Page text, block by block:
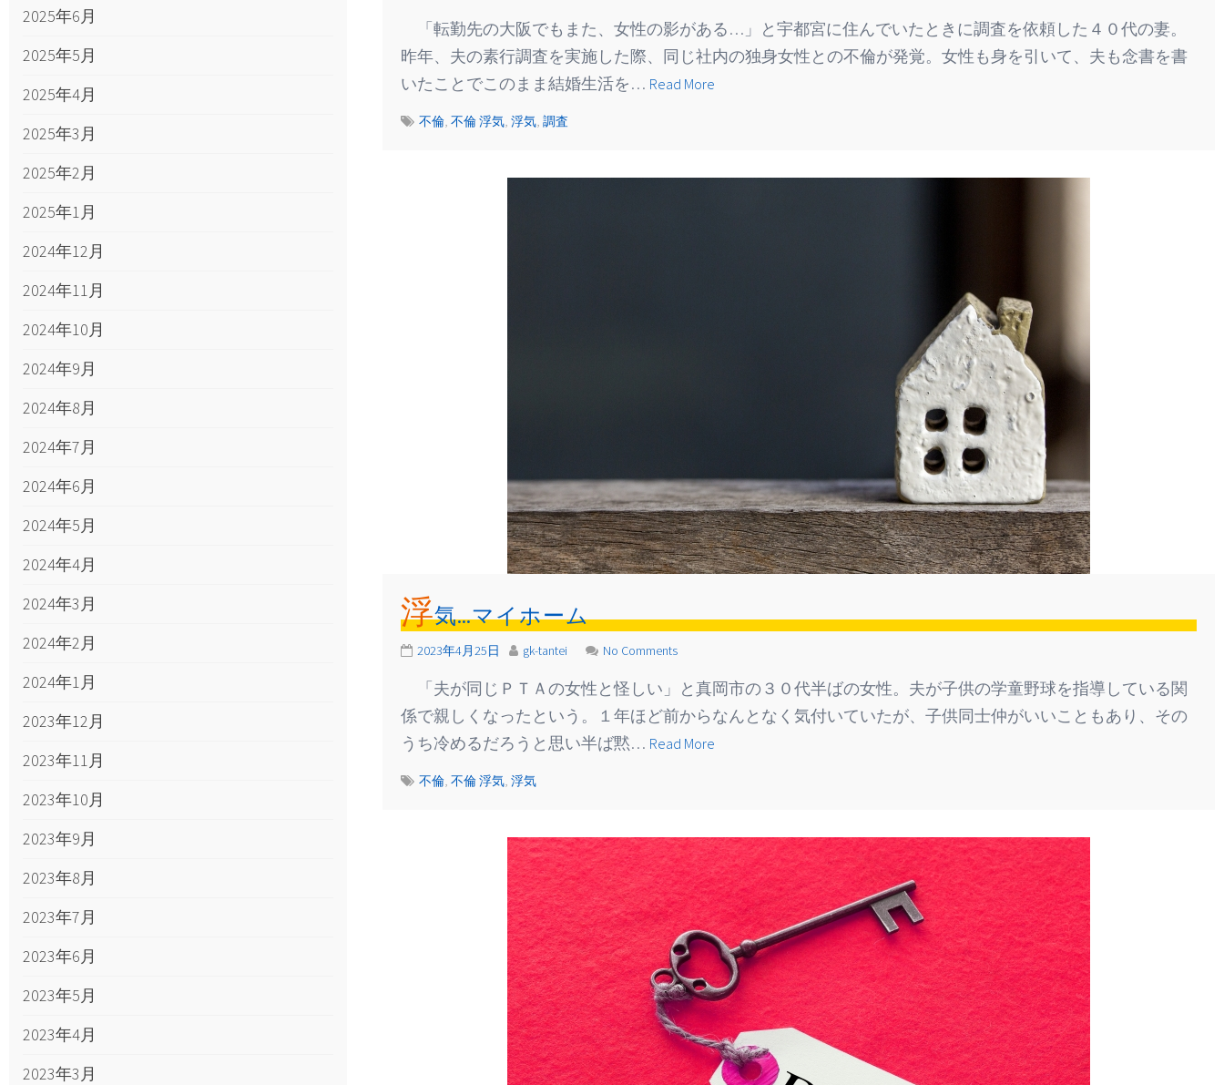
「転勤先の大阪でもまた、女性の影がある…」と宇都宮に住んでいたときに調査を依頼した４０代の妻。
昨年、夫の素行調査を実施した際、同じ社内の独身女性との不倫が発覚。女性も身を引いて、夫も念書を書
いたことでこのまま結婚生活を… Read More
不倫,不倫 浮気,浮気,調査
浮気…マイホーム
2023年4月25日 gk-tantei No Comments
「夫が同じＰＴＡの女性と怪しい」と真岡市の３０代半ばの女性。夫が子供の学童野球を指導している関
係で親しくなったという。１年ほど前からなんとなく気付いていたが、子供同士仲がいいこともあり、その
うち冷めるだろうと思い半ば黙… Read More
不倫,不倫 浮気,浮気
2025年6月
2025年5月
2025年4月
2025年3月
2025年2月
2025年1月
2024年12月
2024年11月
2024年10月
2024年9月
2024年8月
2024年7月
2024年6月
2024年5月
2024年4月
2024年3月
2024年2月
2024年1月
2023年12月
2023年11月
2023年10月
2023年9月
2023年8月
2023年7月
2023年6月
2023年5月
2023年4月
2023年3月